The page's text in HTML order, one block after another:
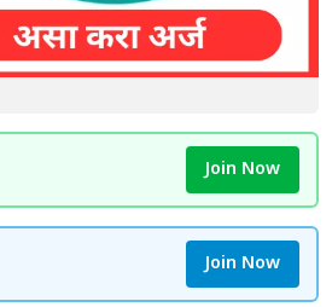
Join Now
Join Now